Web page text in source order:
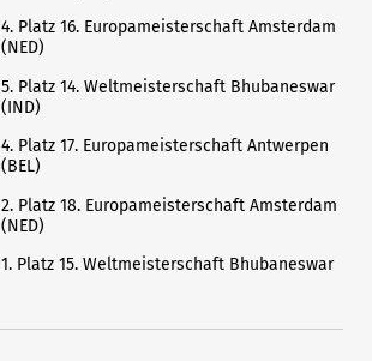
4. Platz 16. Europameisterschaft Amsterdam
(NED)
5. Platz 14. Weltmeisterschaft Bhubaneswar
(IND)
4. Platz 17. Europameisterschaft Antwerpen
(BEL)
2. Platz 18. Europameisterschaft Amsterdam
(NED)
1. Platz 15. Weltmeisterschaft Bhubaneswar